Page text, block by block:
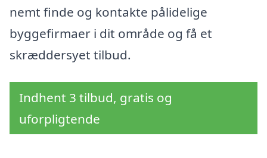
nemt finde og kontakte pålidelige
byggefirmaer i dit område og få et
skræddersyet tilbud.
Indhent 3 tilbud, gratis og
uforpligtende